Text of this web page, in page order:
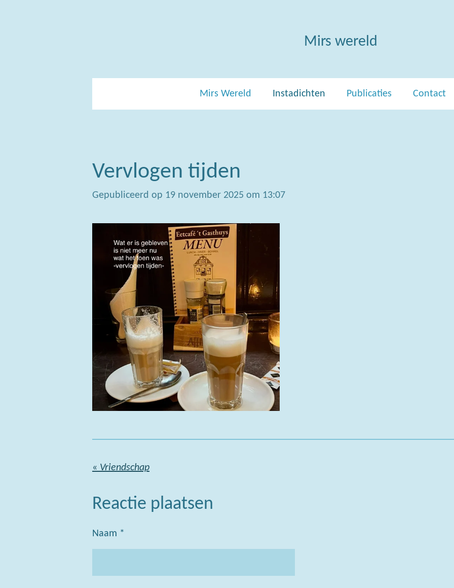
Mirs wereld
Mirs Wereld Instadichten Publicaties Contact
Vervlogen tijden
Gepubliceerd op 19 november 2025 om 13:07
« Vriendschap
Reactie plaatsen
Naam *